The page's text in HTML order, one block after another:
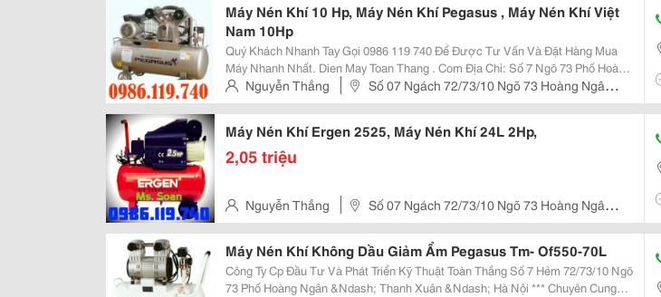
Máy Nén Khí 10 Hp, Máy Nén Khí Pegasus , Máy Nén Khí Việt
Nam 10Hp
Quý Khách Nhanh Tay Gọi 0986 119 740 Để Được Tư Vấn Và Đặt Hàng Mua
Máy Nhanh Nhất. Dien May Toan Thang . Com Địa Chỉ: Số 7 Ngõ 73 Phố Hoàng
Ngân, Thanh Xuân, Hà Nội. Hotline: 0986 119 740 &Ndash; 0901 777 348
Website: Http://Dienmaytoanthan
Nguyễn Thắng
Số 07 Ngách 72/73/10 Ngõ 73 Hoàng Ngân -
Nhân Chính - Thanh Xuân - Hà Nội
Máy Nén Khí Ergen 2525, Máy Nén Khí 24L 2Hp,
2,05 triệu
Nguyễn Thắng
Số 07 Ngách 72/73/10 Ngõ 73 Hoàng Ngân -
Nhân Chính - Thanh Xuân - Hà Nội
Máy Nén Khí Không Dầu Giảm Ẩm Pegasus Tm- Of550-70L
Công Ty Cp Đầu Tư Và Phát Triển Kỹ Thuật Toàn Thắng Số 7 Hẻm 72/73/10 Ngõ
73 Phố Hoàng Ngân &Ndash; Thanh Xuân &Ndash; Hà Nội *** Chuyên Cung